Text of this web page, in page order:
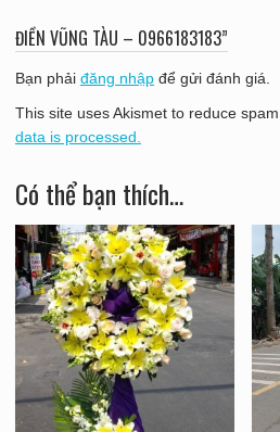
ĐIỀN VŨNG TÀU – 0966183183”
Bạn phải đăng nhậpđể gửi đánh giá.
This site uses Akismet to reduce spam.
data is processed.
Có thể bạn thích…